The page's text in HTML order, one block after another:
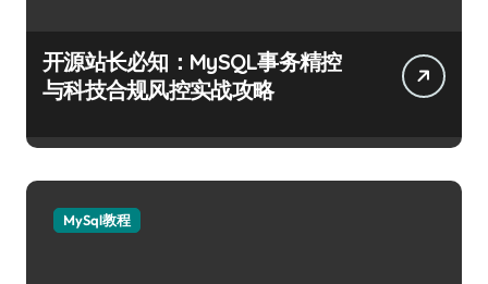
开源站长必知：MySQL事务精控
与科技合规风控实战攻略
MySql教程